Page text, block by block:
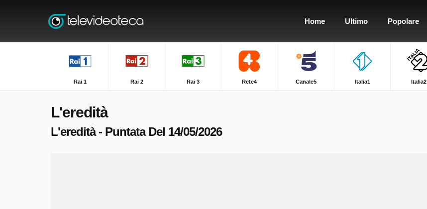
Home Ultimo Popolare
Rai 1 Rai 2 Rai 3 Rete4 Canale5 Italia1 Italia2
L'eredità
L'eredità - Puntata Del 14/05/2026